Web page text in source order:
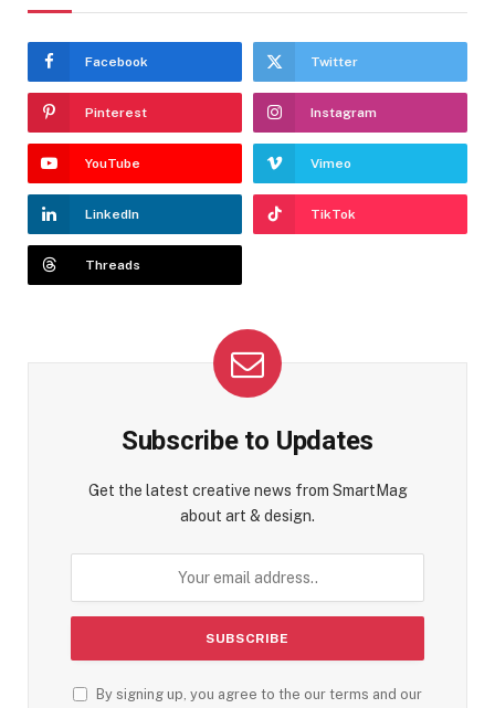
Facebook Twitter
Pinterest Instagram
YouTube Vimeo
LinkedIn TikTok
Threads
Subscribe to Updates
Get the latest creative news from SmartMag
about art & design.
By signing up, you agree to the our terms and our